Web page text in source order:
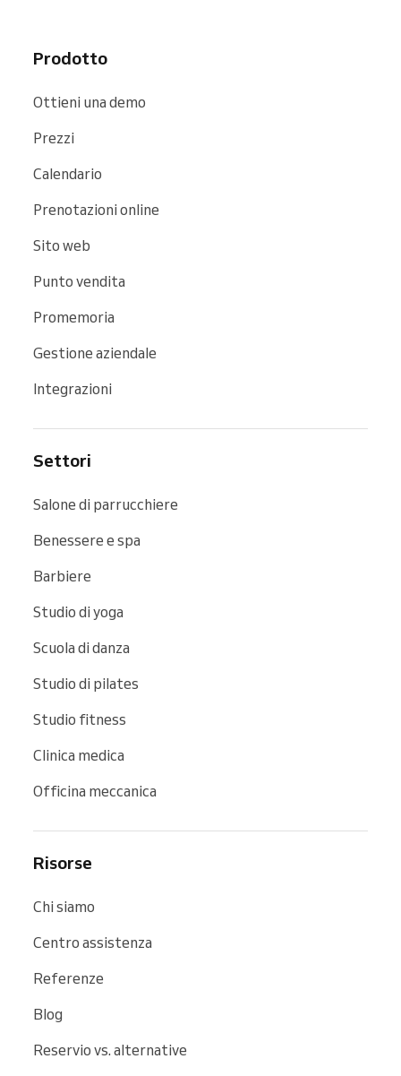
Facebook
Prodotto
Ottieni una demo
Prezzi
Calendario
Prenotazioni online
Sito web
Punto vendita
Promemoria
Gestione aziendale
Integrazioni
Settori
Salone di parrucchiere
Benessere e spa
Barbiere
Studio di yoga
Scuola di danza
Studio di pilates
Studio fitness
Clinica medica
Officina meccanica
Risorse
Chi siamo
Centro assistenza
Referenze
Blog
Reservio vs. alternative